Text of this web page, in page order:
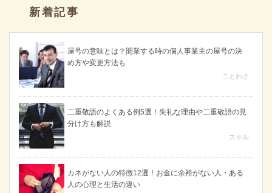
新着記事
屋号の意味とは？開業する時の個人事業主の屋号の決
め方や変更方法も
ことわざ
二重敬語のよくある例5選！失礼な理由や二重敬語の見
分け方も解説
スキル
カネがない人の特徴12選！お金に余裕がない人・ある
人の心理と生活の違い